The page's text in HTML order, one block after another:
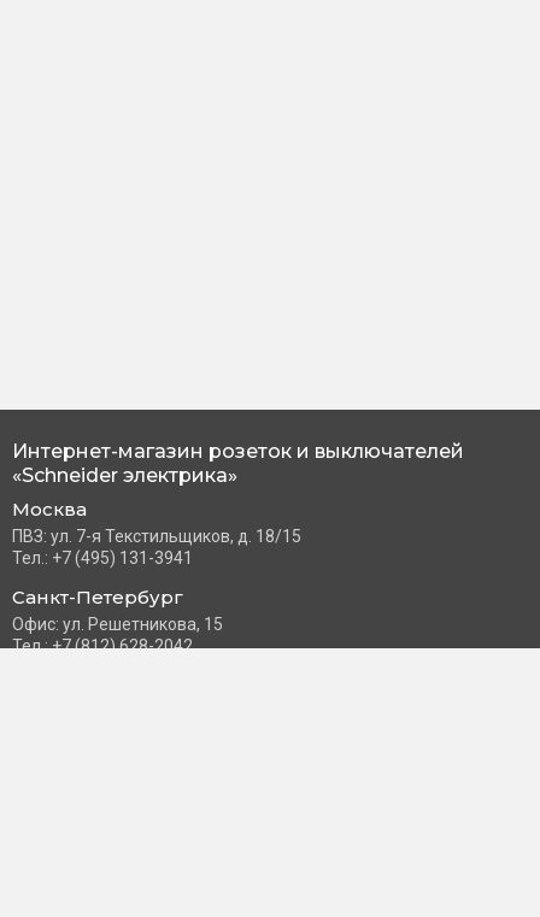
Интернет-магазин розеток и выключателей
«Schneider электрика»
Москва
ПВЗ: ул. 7-я Текстильщиков, д. 18/15
Тел.: +7 (495) 131-3941
Санкт-Петербург
Офис: ул. Решетникова, 15
Тел.: +7 (812) 628-2042